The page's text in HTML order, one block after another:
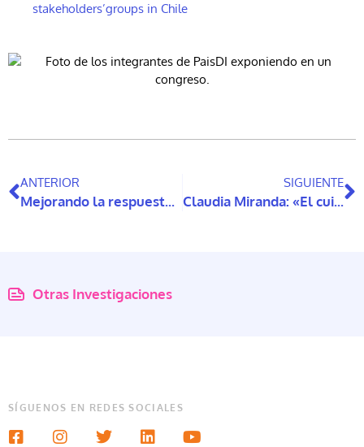
stakeholders’groups in Chile
ANTERIOR
Mejorando la respuesta a las crisis de los Establecimientos de Larga Estadía: lecciones del COVID-19 en Chile
SIGUIENTE
Claudia Miranda: «El cuidado debe ser un derecho fundamental establecido en la Constitución»
Otras Investigaciones
SÍGUENOS EN REDES SOCIALES